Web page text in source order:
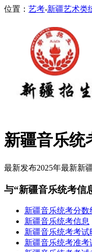
位置： 艺考-新疆艺术类
新疆音乐统
最新发布2025年最新新
与“新疆音乐统考信
新疆音乐统考分数
新疆音乐统考信息
新疆音乐统考考试
新疆音乐统考准考